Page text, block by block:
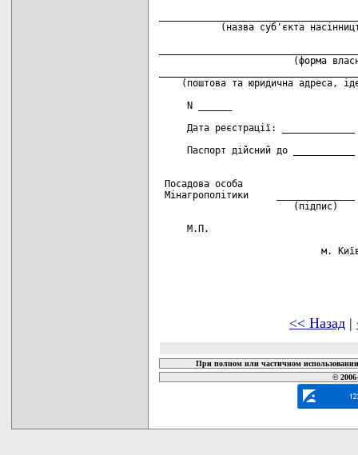
<< Назад |
При полном или частичном
©